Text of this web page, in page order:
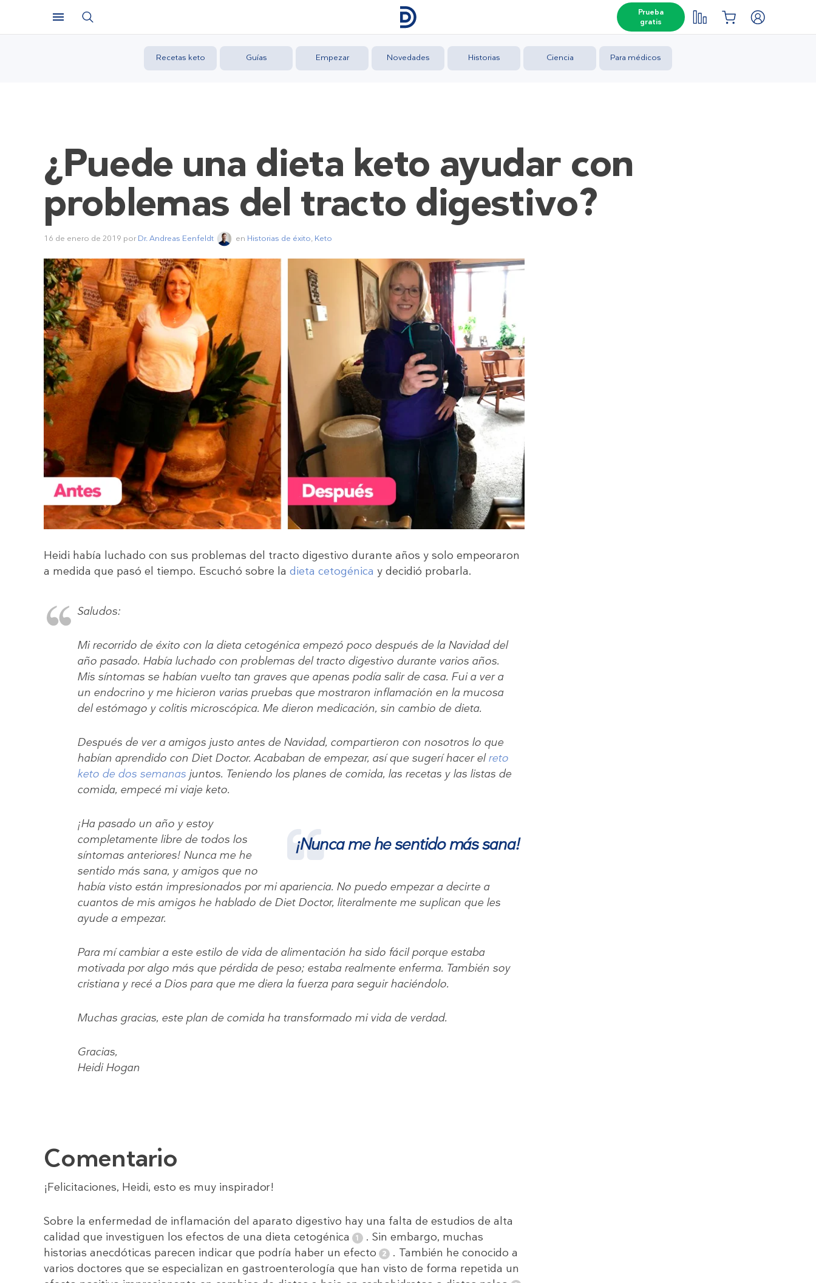
Prueba
gratis
Recetas keto Guías Empezar Novedades Historias Ciencia Para médicos
¿Puede una dieta keto ayudar con
problemas del tracto digestivo?
16 de enero de 2019 por Dr. Andreas Eenfeldt en Historias de éxito, Keto
Heidi había luchado con sus problemas del tracto digestivo durante años y solo empeoraron
a medida que pasó el tiempo. Escuchó sobre la dieta cetogénica y decidió probarla.
Saludos:
Mi recorrido de éxito con la dieta cetogénica empezó poco después de la Navidad del
año pasado. Había luchado con problemas del tracto digestivo durante varios años.
Mis síntomas se habían vuelto tan graves que apenas podía salir de casa. Fui a ver a
un endocrino y me hicieron varias pruebas que mostraron inflamación en la mucosa
del estómago y colitis microscópica. Me dieron medicación, sin cambio de dieta.
Después de ver a amigos justo antes de Navidad, compartieron con nosotros lo que
habían aprendido con Diet Doctor. Acababan de empezar, así que sugerí hacer elreto
keto de dos semanas juntos. Teniendo los planes de comida, las recetas y las listas de
comida, empecé mi viaje keto.
¡Nunca me he sentido más sana!
¡Ha pasado un año y estoy
completamente libre de todos los
síntomas anteriores! Nunca me he
sentido más sana, y amigos que no
había visto están impresionados por mi apariencia. No puedo empezar a decirte a
cuantos de mis amigos he hablado de Diet Doctor, literalmente me suplican que les
ayude a empezar.
Para mí cambiar a este estilo de vida de alimentación ha sido fácil porque estaba
motivada por algo más que pérdida de peso; estaba realmente enferma. También soy
cristiana y recé a Dios para que me diera la fuerza para seguir haciéndolo.
Muchas gracias, este plan de comida ha transformado mi vida de verdad.
Gracias,
Heidi Hogan
Comentario
¡Felicitaciones, Heidi, esto es muy inspirador!
Sobre la enfermedad de inflamación del aparato digestivo hay una falta de estudios de alta
calidad que investiguen los efectos de una dieta cetogénica
. Sin embargo, muchas
historias anecdóticas parecen indicar que podría haber un efecto
. También he conocido a
varios doctores que se especializan en gastroenterología que han visto de forma repetida un